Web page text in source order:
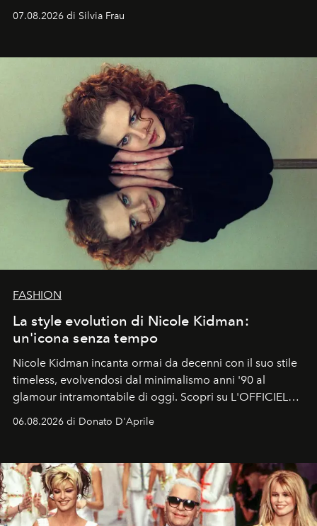
cognizione del tempo. Ma con quadranti così
07.08.2026 di Silvia Frau
FASHION
La style evolution di Nicole Kidman:
un'icona senza tempo
Nicole Kidman incanta ormai da decenni con il suo stile
timeless, evolvendosi dal minimalismo anni '90 al
glamour intramontabile di oggi. Scopri su L'OFFICIEL
Italia la sua style evolution.
06.08.2026 di Donato D'Aprile